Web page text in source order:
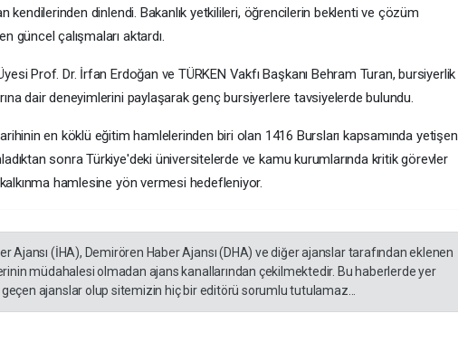
kendilerinden dinlendi. Bakanlık yetkilileri, öğrencilerin beklenti ve çözüm
güncel çalışmaları aktardı.
Prof. Dr. İrfan Erdoğan ve TÜRKEN Vakfı Başkanı Behram Turan, bursiyerlik
dair deneyimlerini paylaşarak genç bursiyerlere tavsiyelerde bulundu.
en köklü eğitim hamlelerinden biri olan 1416 Bursları kapsamında yetişen
sonra Türkiye'deki üniversitelerde ve kamu kurumlarında kritik görevler
hamlesine yön vermesi hedefleniyor.
Ajansı (İHA), Demirören Haber Ajansı (DHA) ve diğer ajanslar tarafından eklenen
müdahalesi olmadan ajans kanallarından çekilmektedir. Bu haberlerde yer
ajanslar olup sitemizin hiç bir editörü sorumlu tutulamaz...